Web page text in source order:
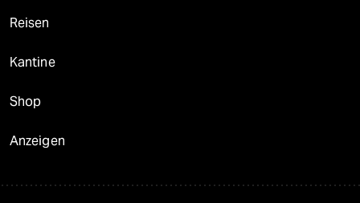
Reisen
Kantine
Shop
Anzeigen